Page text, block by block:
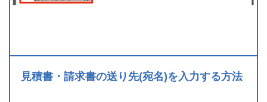
見積書・請求書の送り先(宛名)を入力する方法